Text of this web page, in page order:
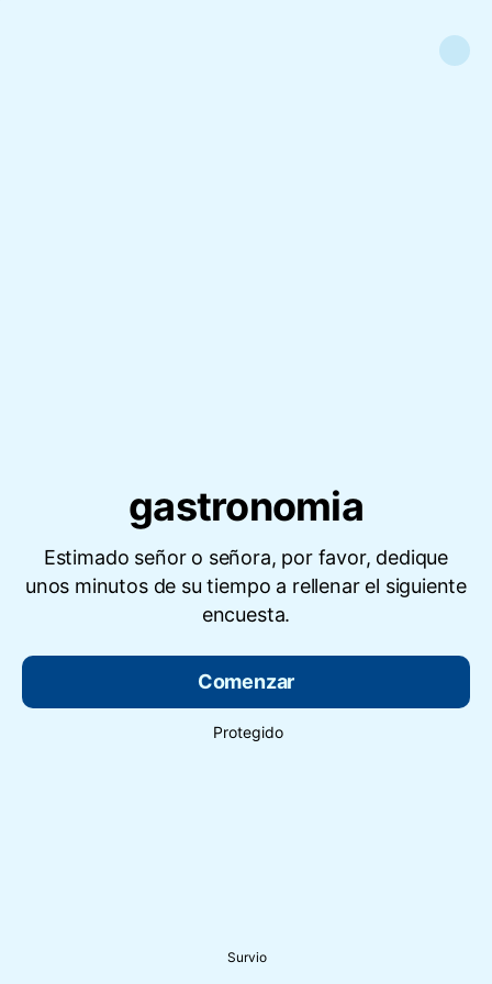
gastronomia
Estimado señor o señora, por favor, dedique
unos minutos de su tiempo a rellenar el siguiente
encuesta.
Comenzar
Protegido
Survio